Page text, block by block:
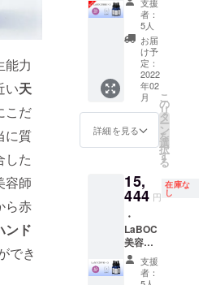
能力
い天
こだ
に質
した
容師
ら赤
ンド
でき
LaBOC
美容液
3本 ・
送料一
律600円
※希望小
売価格1
25,740
円（税
込）の
割50%
OFFの
12,870
円（送
料込）
でお届
けいた
しま
支援
者：
5人
お届
け予
定：
2022
年02
月
詳細を見る
こ
の
リ
タ
ー
ン
を
選
択
す
る
15,
444 円
在庫な
し
・
LaBOC
美容液
3本 ・
送料一
律600円
支援
者：